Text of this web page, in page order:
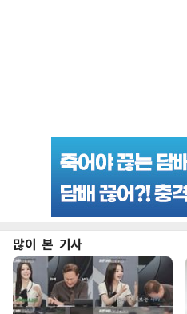
많이 본 기사